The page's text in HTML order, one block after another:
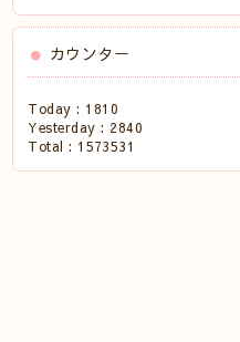
カウンター
Today : 1810
Yesterday : 2840
Total : 1573531